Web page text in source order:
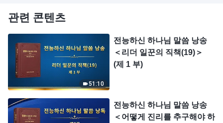
관련 콘텐츠
51:10
전능하신 하나님 말씀 낭송
＜리더 일꾼의 직책(19)＞
(제 1 부)
전능하신 하나님 말씀 낭송
＜어떻게 진리를 추구해야 하